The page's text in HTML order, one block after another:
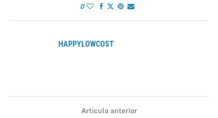
0
HAPPYLOWCOST
Artículo anterior